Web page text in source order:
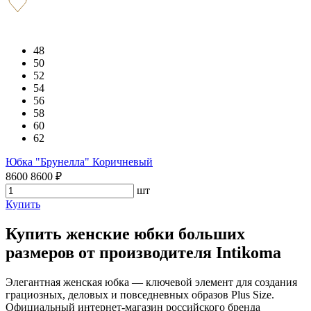
48
50
52
54
56
58
60
62
Юбка "Брунелла" Коричневый
8600 8600 ₽
шт
Купить
Купить женские юбки больших
размеров от производителя Intikoma
Элегантная женская юбка — ключевой элемент для создания
грациозных, деловых и повседневных образов Plus Size.
Официальный интернет-магазин российского бренда